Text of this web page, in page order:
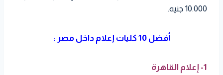
10.000 جنيه.
أفضل 10 كليات إعلام داخل مصر :
1- إعلام القاهرة